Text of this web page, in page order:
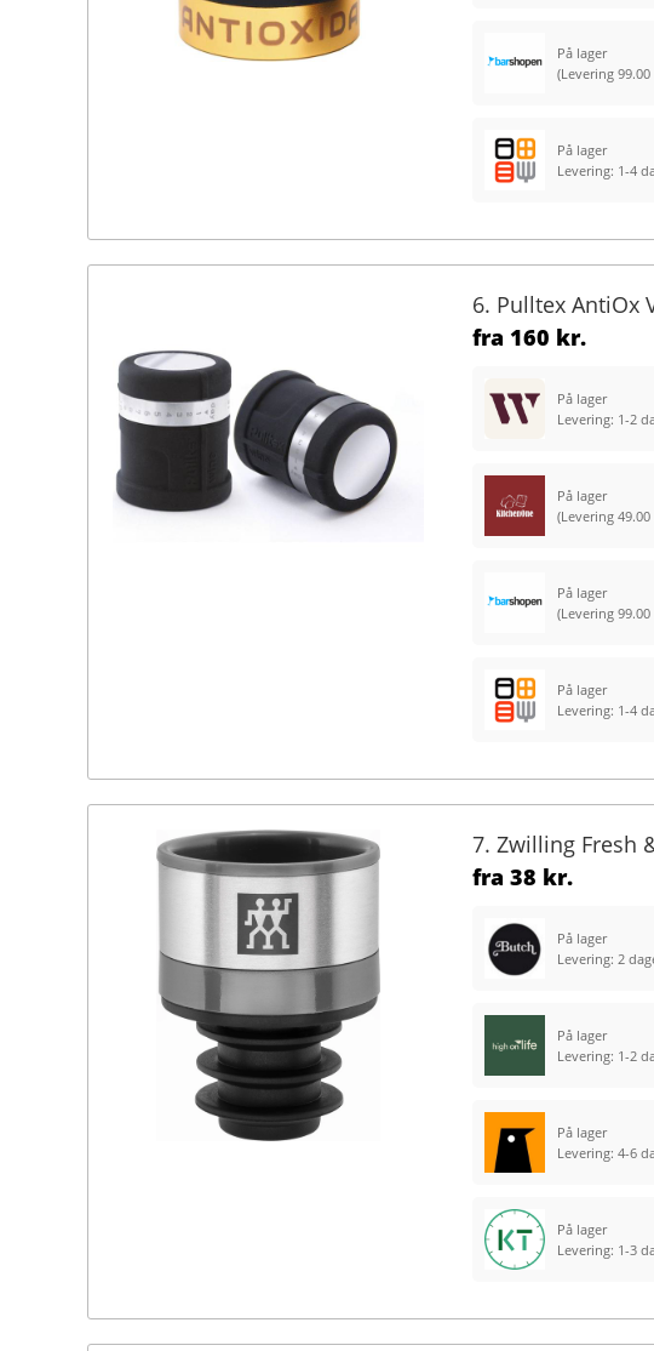
På lager
(Levering 99.00
På lager
Levering: 1-4
6. Pulltex AntiOx
fra 160 kr.
På lager
Levering: 1-2
På lager
(Levering 49.00
På lager
(Levering 99.00
På lager
Levering: 1-4
7. Zwilling Fresh
fra 38 kr.
På lager
Levering: 2
På lager
Levering: 1-2
På lager
Levering: 4-6
På lager
Levering: 1-3